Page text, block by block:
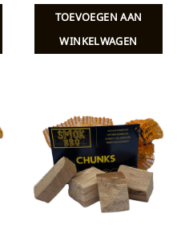
TOEVOEGEN AAN
WINKELWAGEN
Toevoegen
aan
verlanglijst